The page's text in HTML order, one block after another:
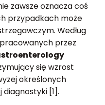
zawsze oznacza coś
przypadkach może
Według
przez
się wzrost
określonych
[1].